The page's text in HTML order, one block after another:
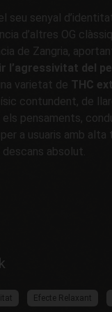
seu senyal
d’altres OG
de Zangria,
l’agressivitat del
varietat de THC
contundent, de
pensaments,
a usuaris amb
absolut.
Efecte Relaxant